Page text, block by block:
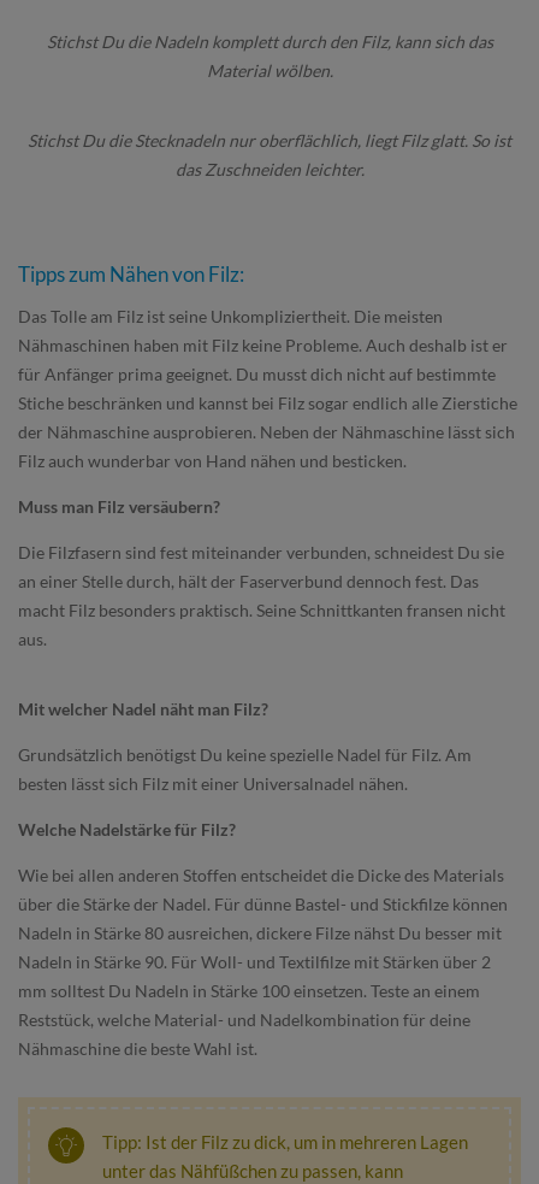
Stichst Du die Nadeln komplett durch den Filz, kann sich das
Material wölben.
Stichst Du die Stecknadeln nur oberflächlich, liegt Filz glatt. So ist
das Zuschneiden leichter.
Tipps zum Nähen von Filz:
Das Tolle am Filz ist seine Unkompliziertheit. Die meisten
Nähmaschinen haben mit Filz keine Probleme. Auch deshalb ist er
für Anfänger prima geeignet. Du musst dich nicht auf bestimmte
Stiche beschränken und kannst bei Filz sogar endlich alle Zierstiche
der Nähmaschine ausprobieren. Neben der Nähmaschine lässt sich
Filz auch wunderbar von Hand nähen und besticken.
Muss man Filz versäubern?
Die Filzfasern sind fest miteinander verbunden, schneidest Du sie
an einer Stelle durch, hält der Faserverbund dennoch fest. Das
macht Filz besonders praktisch. Seine Schnittkanten fransen nicht
aus.
Mit welcher Nadel näht man Filz?
Grundsätzlich benötigst Du keine spezielle Nadel für Filz. Am
besten lässt sich Filz mit einer Universalnadel nähen.
Welche Nadelstärke für Filz?
Wie bei allen anderen Stoffen entscheidet die Dicke des Materials
über die Stärke der Nadel. Für dünne Bastel- und Stickfilze können
Nadeln in Stärke 80 ausreichen, dickere Filze nähst Du besser mit
Nadeln in Stärke 90. Für Woll- und Textilfilze mit Stärken über 2
mm solltest Du Nadeln in Stärke 100 einsetzen. Teste an einem
Reststück, welche Material- und Nadelkombination für deine
Nähmaschine die beste Wahl ist.
Tipp: Ist der Filz zu dick, um in mehreren Lagen
unter das Nähfüßchen zu passen, kann